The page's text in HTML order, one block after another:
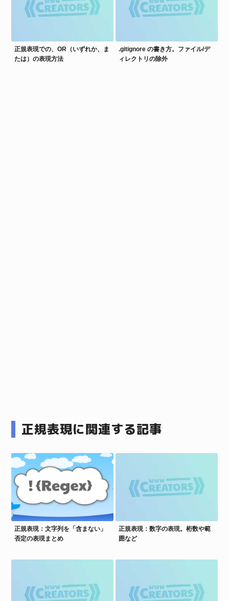
正規表現での、OR（いずれか、ま
たは）の表現方法
.gitignore の書き方。ファイル/デ
ィレクトリの除外
正規表現に関連する記事
正規表現：文字列を「含まない」
否定の表現まとめ
正規表現：数字の表現。桁数や範
囲など